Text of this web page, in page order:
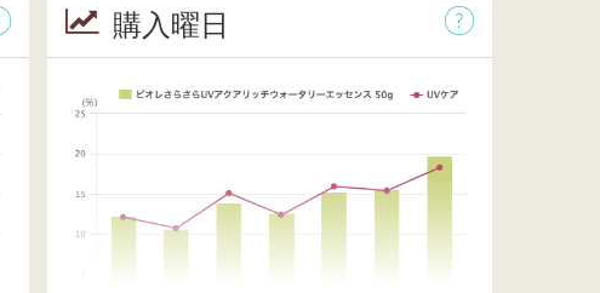
購入曜日